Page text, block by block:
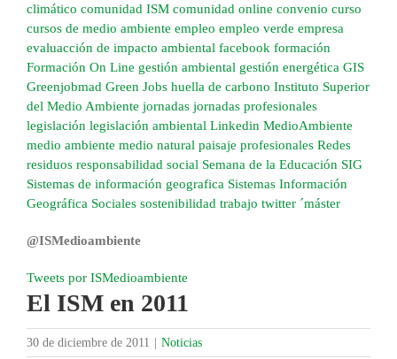
El ISM en 2011
30 de diciembre de 2011 | Noticias
climático comunidad ISM comunidad online convenio curso
cursos de medio ambiente empleo empleo verde empresa
evaluacción de impacto ambiental facebook formación
Formación On Line gestión ambiental gestión energética GIS
Greenjobmad Green Jobs huella de carbono Instituto Superior
del Medio Ambiente jornadas jornadas profesionales
legislación legislación ambiental Linkedin MedioAmbiente
medio ambiente medio natural paisaje profesionales Redes
residuos responsabilidad social Semana de la Educación SIG
Sistemas de información geografica Sistemas Información
Geográfica Sociales sostenibilidad trabajo twitter ´máster
@ISMedioambiente
Tweets por ISMedioambiente